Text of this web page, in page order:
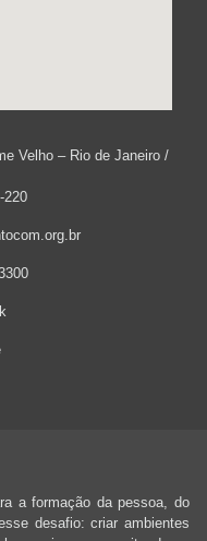
Velho – Rio de Janeiro /
220
a formação da pessoa, do
desafio: criar ambientes